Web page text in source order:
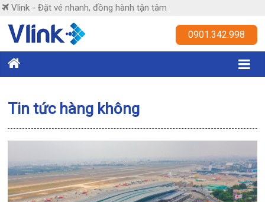
Skip
content
Vlink - Đặt vé nhanh, đồng hành tận tâm
Vlink
nhanh,
đồng
hành
tận
0901.342.998
Tin tức hàng không